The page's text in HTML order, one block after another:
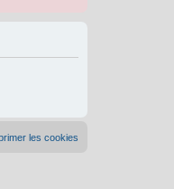
les cookies